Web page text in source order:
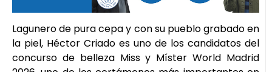
Lagunero de pura cepa y con su pueblo grabado en
la piel, Héctor Criado es uno de los candidatos del
concurso de belleza Miss y Míster World Madrid